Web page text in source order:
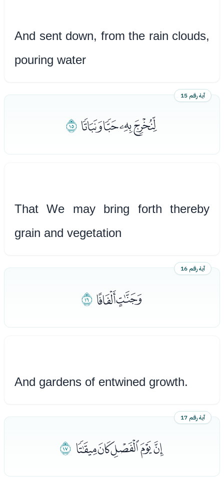
And sent down, from the rain clouds,
pouring water
آية رقم 15
ﮊﮋﮌﮍﮎ
That We may bring forth thereby
grain and vegetation
آية رقم 16
ﮏﮐﮑ
And gardens of entwined growth.
آية رقم 17
ﮒﮓﮔﮕﮖ ﮗ